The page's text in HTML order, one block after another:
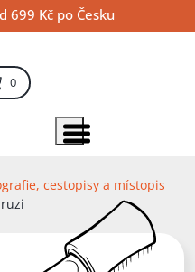
699 Kč po Česku
0položek – košík
Zobrazit položky menu
cestopisy a místopis